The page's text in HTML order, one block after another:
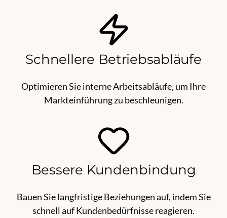
Schnellere Betriebsabläufe
Optimieren Sie interne Arbeitsabläufe, um Ihre
Markteinführung zu beschleunigen.
Bessere Kundenbindung
Bauen Sie langfristige Beziehungen auf, indem Sie
schnell auf Kundenbedürfnisse reagieren.